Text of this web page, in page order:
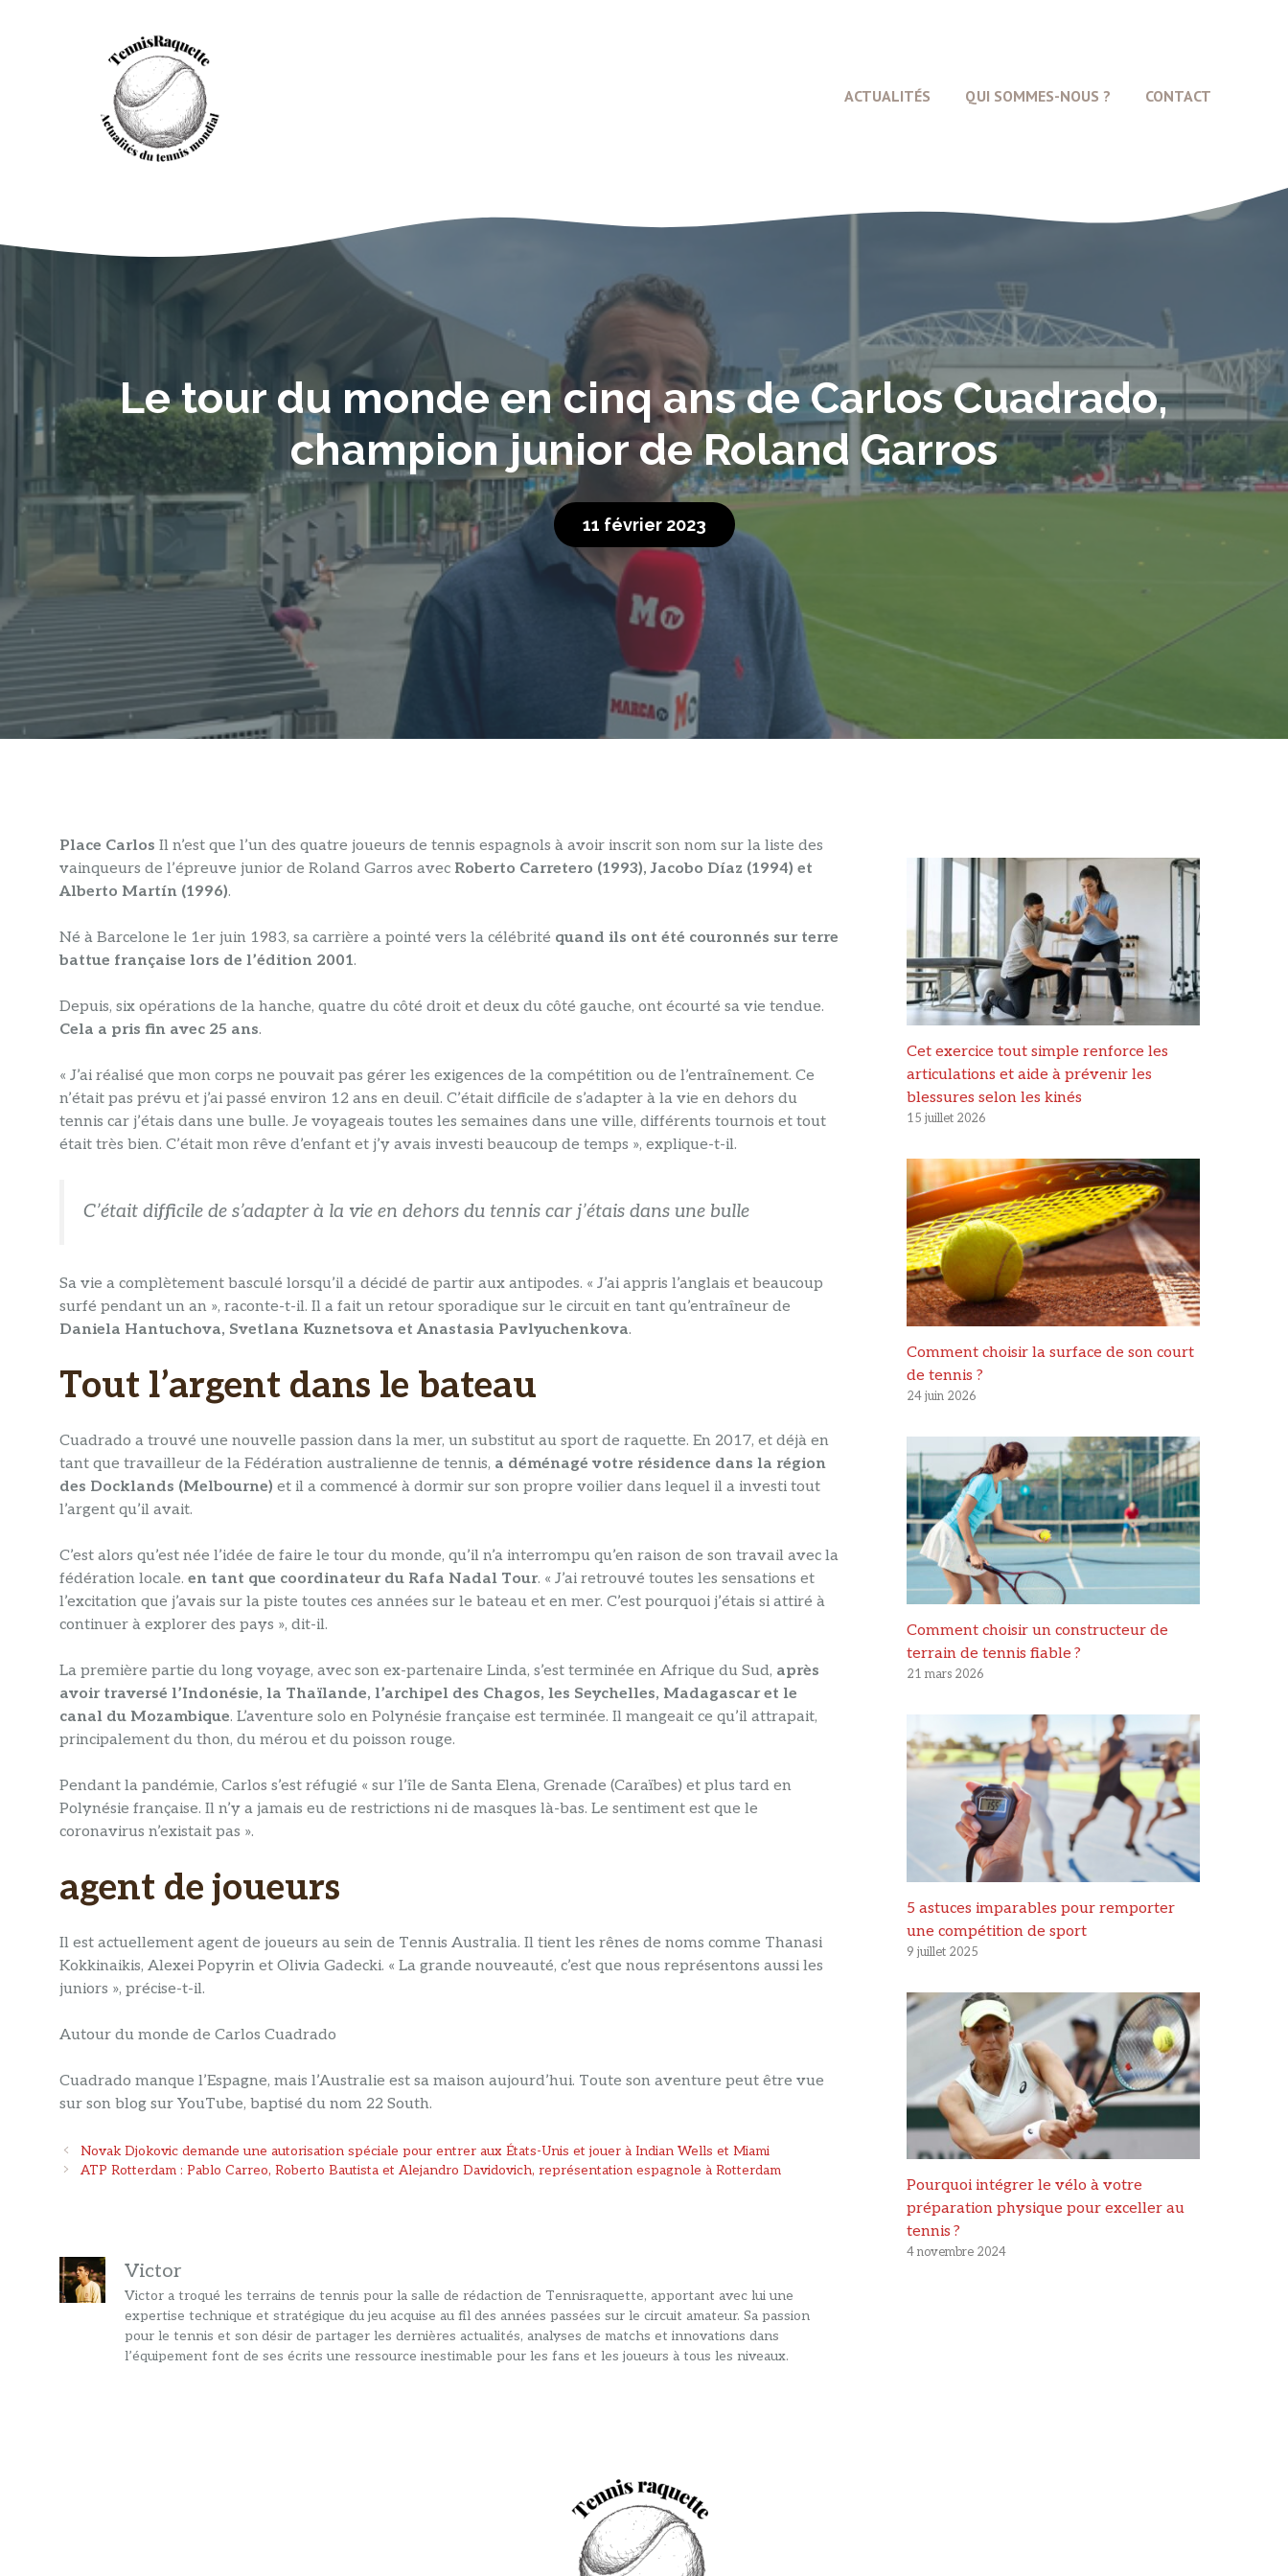
ACTUALITÉS QUI SOMMES-NOUS ? CONTACT
Le tour du monde en cinq ans de Carlos Cuadrado,
champion junior de Roland Garros
11 février 2023
Place Carlos Il n’est que l’un des quatre joueurs de tennis espagnols à avoir inscrit son nom sur la liste des
vainqueurs de l’épreuve junior de Roland Garros avec Roberto Carretero (1993), Jacobo Díaz (1994) et
Alberto Martín (1996).
Né à Barcelone le 1er juin 1983, sa carrière a pointé vers la célébrité quand ils ont été couronnés sur terre
battue française lors de l’édition 2001.
Depuis, six opérations de la hanche, quatre du côté droit et deux du côté gauche, ont écourté sa vie tendue.
Cela a pris fin avec 25 ans.
« J’ai réalisé que mon corps ne pouvait pas gérer les exigences de la compétition ou de l’entraînement. Ce
n’était pas prévu et j’ai passé environ 12 ans en deuil. C’était difficile de s’adapter à la vie en dehors du
tennis car j’étais dans une bulle. Je voyageais toutes les semaines dans une ville, différents tournois et tout
était très bien. C’était mon rêve d’enfant et j’y avais investi beaucoup de temps », explique-t-il.
C’était difficile de s’adapter à la vie en dehors du tennis car j’étais dans une bulle
Sa vie a complètement basculé lorsqu’il a décidé de partir aux antipodes. « J’ai appris l’anglais et beaucoup
surfé pendant un an », raconte-t-il. Il a fait un retour sporadique sur le circuit en tant qu’entraîneur de
Daniela Hantuchova, Svetlana Kuznetsova et Anastasia Pavlyuchenkova.
Tout l’argent dans le bateau
Cuadrado a trouvé une nouvelle passion dans la mer, un substitut au sport de raquette. En 2017, et déjà en
tant que travailleur de la Fédération australienne de tennis, a déménagé votre résidence dans la région
des Docklands (Melbourne) et il a commencé à dormir sur son propre voilier dans lequel il a investi tout
l’argent qu’il avait.
C’est alors qu’est née l’idée de faire le tour du monde, qu’il n’a interrompu qu’en raison de son travail avec la
fédération locale. en tant que coordinateur du Rafa Nadal Tour. « J’ai retrouvé toutes les sensations et
l’excitation que j’avais sur la piste toutes ces années sur le bateau et en mer. C’est pourquoi j’étais si attiré à
continuer à explorer des pays », dit-il.
La première partie du long voyage, avec son ex-partenaire Linda, s’est terminée en Afrique du Sud, après
avoir traversé l’Indonésie, la Thaïlande, l’archipel des Chagos, les Seychelles, Madagascar et le
canal du Mozambique. L’aventure solo en Polynésie française est terminée. Il mangeait ce qu’il attrapait,
principalement du thon, du mérou et du poisson rouge.
Pendant la pandémie, Carlos s’est réfugié « sur l’île de Santa Elena, Grenade (Caraïbes) et plus tard en
Polynésie française. Il n’y a jamais eu de restrictions ni de masques là-bas. Le sentiment est que le
coronavirus n’existait pas ».
agent de joueurs
Il est actuellement agent de joueurs au sein de Tennis Australia. Il tient les rênes de noms comme Thanasi
Kokkinaikis, Alexei Popyrin et Olivia Gadecki. « La grande nouveauté, c’est que nous représentons aussi les
juniors », précise-t-il.
Autour du monde de Carlos Cuadrado
Cuadrado manque l’Espagne, mais l’Australie est sa maison aujourd’hui. Toute son aventure peut être vue
sur son blog sur YouTube, baptisé du nom 22 South.
Navigation
des
Novak Djokovic demande une autorisation spéciale pour entrer aux États-Unis et jouer à Indian Wells et Miami
ATP Rotterdam : Pablo Carreo, Roberto Bautista et Alejandro Davidovich, représentation espagnole à Rotterdam
Victor
Victor a troqué les terrains de tennis pour la salle de rédaction de Tennisraquette, apportant avec lui une
expertise technique et stratégique du jeu acquise au fil des années passées sur le circuit amateur. Sa passion
pour le tennis et son désir de partager les dernières actualités, analyses de matchs et innovations dans
l’équipement font de ses écrits une ressource inestimable pour les fans et les joueurs à tous les niveaux.
Cet exercice tout simple renforce les
articulations et aide à prévenir les
blessures selon les kinés
15 juillet 2026
Comment choisir la surface de son court
de tennis ?
24 juin 2026
Comment choisir un constructeur de
terrain de tennis fiable ?
21 mars 2026
5 astuces imparables pour remporter
une compétition de sport
9 juillet 2025
Pourquoi intégrer le vélo à votre
préparation physique pour exceller au
tennis ?
4 novembre 2024